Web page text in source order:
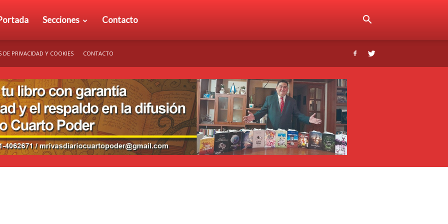
Secciones Contacto
DE PRIVACIDAD Y COOKIES CONTACTO